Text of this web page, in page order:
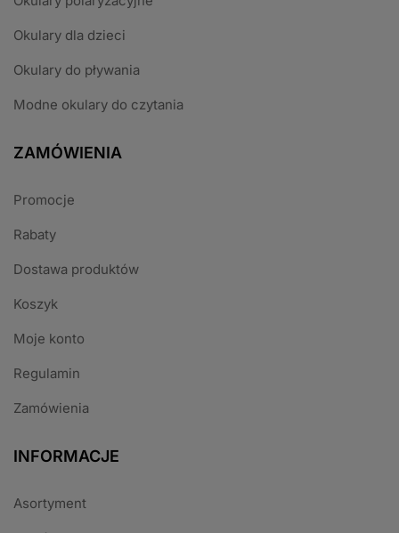
Okulary dla dzieci
Okulary do pływania
Modne okulary do czytania
ZAMÓWIENIA
Promocje
Rabaty
Dostawa produktów
Koszyk
Moje konto
Regulamin
Zamówienia
INFORMACJE
Asortyment